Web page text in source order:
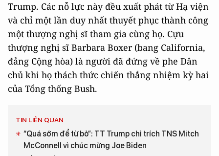
Trump. Các nỗ lực này đều xuất phát từ Hạ viện
và chỉ một lần duy nhất thuyết phục thành công
một thượng nghị sĩ tham gia cùng họ. Cựu
thượng nghị sĩ Barbara Boxer (bang California,
đảng Cộng hòa) là người đã đứng về phe Dân
chủ khi họ thách thức chiến thắng nhiệm kỳ hai
của Tổng thống Bush.
TIN LIÊN QUAN
“Quá sớm để từ bỏ”: TT Trump chỉ trích TNS Mitch
McConnell vì chúc mừng Joe Biden